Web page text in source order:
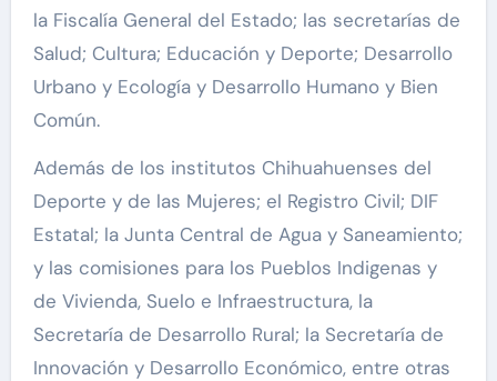
la Fiscalía General del Estado; las secretarías de
Salud; Cultura; Educación y Deporte; Desarrollo
Urbano y Ecología y Desarrollo Humano y Bien
Común.
Además de los institutos Chihuahuenses del
Deporte y de las Mujeres; el Registro Civil; DIF
Estatal; la Junta Central de Agua y Saneamiento;
y las comisiones para los Pueblos Indigenas y
de Vivienda, Suelo e Infraestructura, la
Secretaría de Desarrollo Rural; la Secretaría de
Innovación y Desarrollo Económico, entre otras